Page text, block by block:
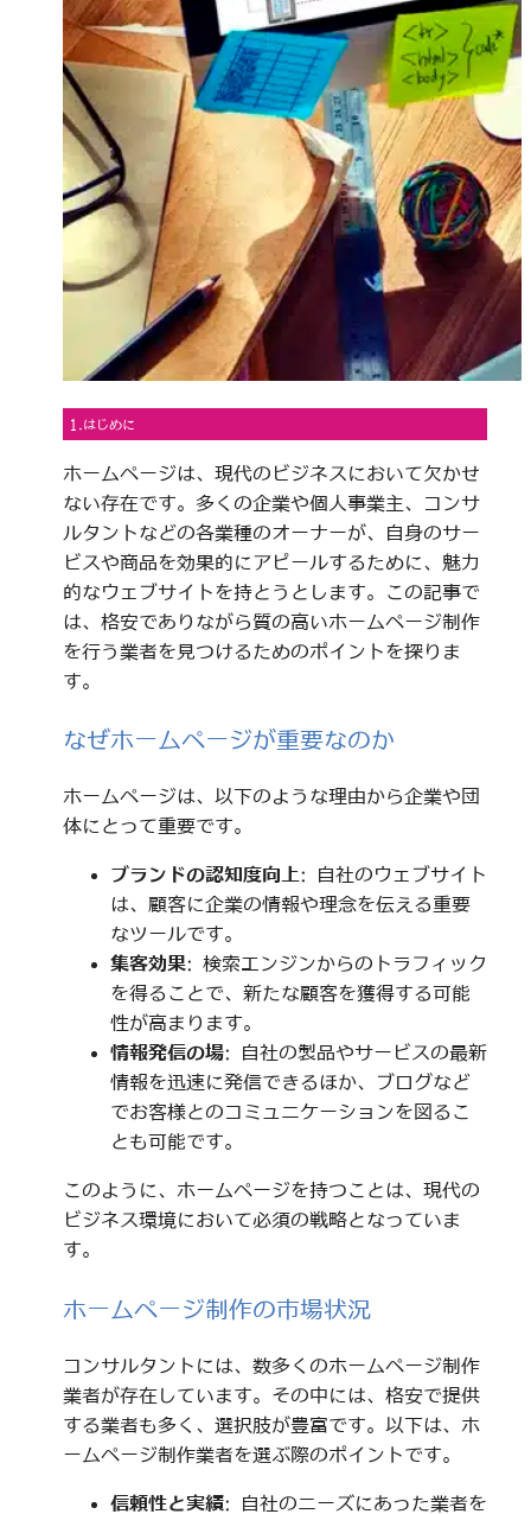
1.はじめに
ホームページは、現代のビジネスにおいて欠かせ
ない存在です。多くの企業や個人事業主、コンサ
ルタントなどの各業種のオーナーが、自身のサー
ビスや商品を効果的にアピールするために、魅力
的なウェブサイトを持とうとします。この記事で
は、格安でありながら質の高いホームページ制作
を行う業者を見つけるためのポイントを探りま
す。
なぜホームページが重要なのか
ホームページは、以下のような理由から企業や団
体にとって重要です。
ブランドの認知度向上: 自社のウェブサイト
は、顧客に企業の情報や理念を伝える重要
なツールです。
集客効果: 検索エンジンからのトラフィック
を得ることで、新たな顧客を獲得する可能
性が高まります。
情報発信の場: 自社の製品やサービスの最新
情報を迅速に発信できるほか、ブログなど
でお客様とのコミュニケーションを図るこ
とも可能です。
このように、ホームページを持つことは、現代の
ビジネス環境において必須の戦略となっていま
す。
ホームページ制作の市場状況
コンサルタントには、数多くのホームページ制作
業者が存在しています。その中には、格安で提供
する業者も多く、選択肢が豊富です。以下は、ホ
ームページ制作業者を選ぶ際のポイントです。
信頼性と実績: 自社のニーズにあった業者を